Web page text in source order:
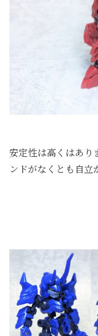
安定性は高くはあり
ンドがなくとも自立